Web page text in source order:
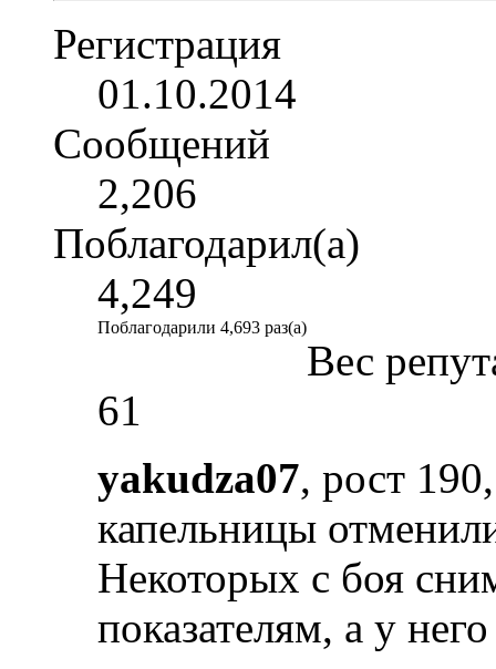
Регистрация
01.10.2014
Сообщений
2,206
Поблагодарил(а)
4,249
Поблагодарили 4,693 раз(а)
Вес
61
yakudza07, рост
капельницы
Некоторых с боя
показателям, а у